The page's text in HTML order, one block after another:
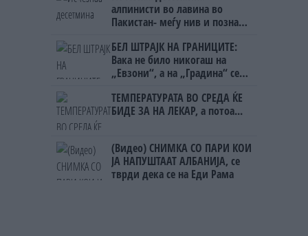
алпинисти во лавина во
Пакистан- меѓу нив и познат
БЕЛ ШТРАЈК НА ГРАНИЦИТЕ:
Вака не било никогаш на
„Евзони“, а на „Градина“ се
ТЕМПЕРАТУРАТА ВО СРЕДА ЌЕ
БИДЕ ЗА НА ЛЕКАР, а потоа...
(Видео) СНИМКА СО ПАРИ КОИ
ЈА НАПУШТААТ АЛБАНИЈА, се
тврди дека се на Еди Рама